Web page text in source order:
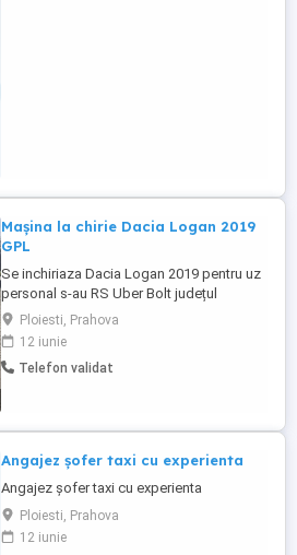
Mașina la chirie Dacia Logan 2019
GPL
Se inchiriaza Dacia Logan 2019 pentru uz
personal s-au RS Uber Bolt județul
Prahova Mașina este deja înregistrată la
flota Mașina întreținuta foarte bine Motor
0,9 benzină + GPL Consum foarte bun
Mașina merge impecabil și este pregătită
Ploiesti, Prahova
12 iunie
Telefon validat
Angajez șofer taxi cu experienta
Angajez șofer taxi cu experienta
Ploiesti, Prahova
12 iunie